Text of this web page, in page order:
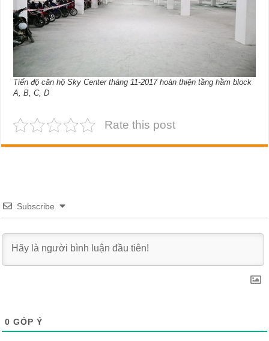
Tiến độ căn hộ Sky Center tháng 11-2017 hoàn thiện tầng hầm block
A, B, C, D
Rate this post
Subscribe
0 GÓP Ý